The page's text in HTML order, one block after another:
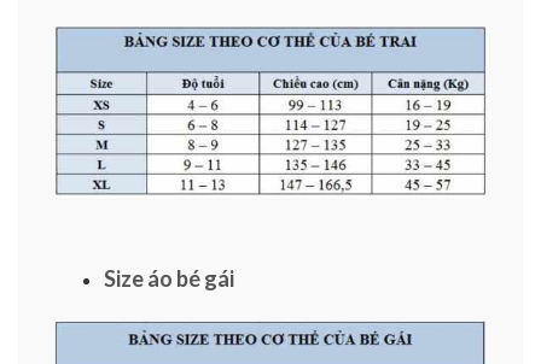
Size áo bé gái